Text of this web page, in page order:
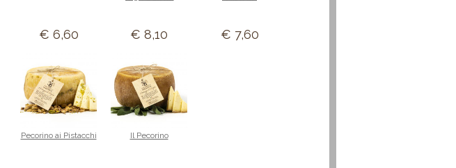
€ 6,60 € 8,10 € 7,60
Pecorino ai Pistacchi Il Pecorino